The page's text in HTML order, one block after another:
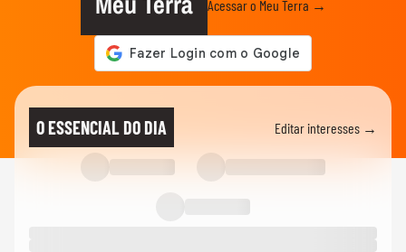
Acessar o Meu Terra →
O ESSENCIAL DO DIA Editar interesses →